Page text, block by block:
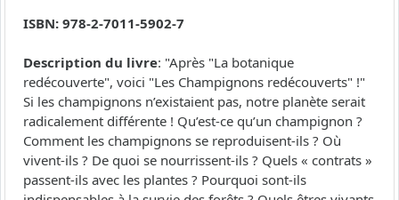
ISBN: 978-2-7011-5902-7
Description du livre: "Après "La botanique
redécouverte", voici "Les Champignons redécouverts" !"
Si les champignons n’existaient pas, notre planète serait
radicalement différente ! Qu’est-ce qu’un champignon ?
Comment les champignons se reproduisent-ils ? Où
vivent-ils ? De quoi se nourrissent-ils ? Quels « contrats »
passent-ils avec les plantes ? Pourquoi sont-ils